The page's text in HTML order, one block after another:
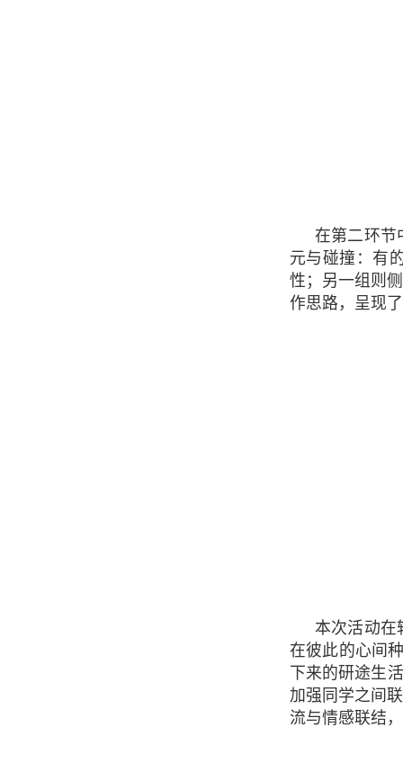
在第二环节
元与碰撞：有
性；另一组则
作思路，呈现
本次活动在
在彼此的心间
下来的研途生
加强同学之间
流与情感联结